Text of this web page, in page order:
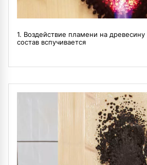
1. Воздействие пламени на
состав вспучивается